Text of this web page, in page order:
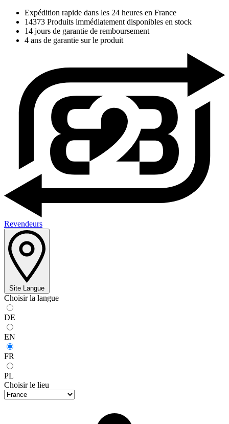
Expédition rapide dans les 24 heures en France
14373 Produits immédiatement disponibles en stock
14 jours de garantie de remboursement
4 ans de garantie sur le produit
Revendeurs
Site Langue
Choisir la langue
DE
EN
FR
PL
Choisir le lieu